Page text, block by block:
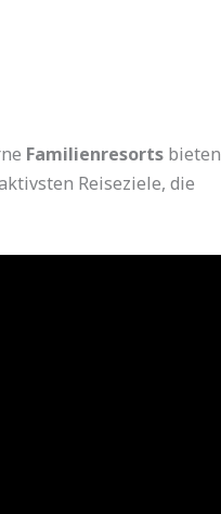
Familienresortsbieten
Reiseziele, die